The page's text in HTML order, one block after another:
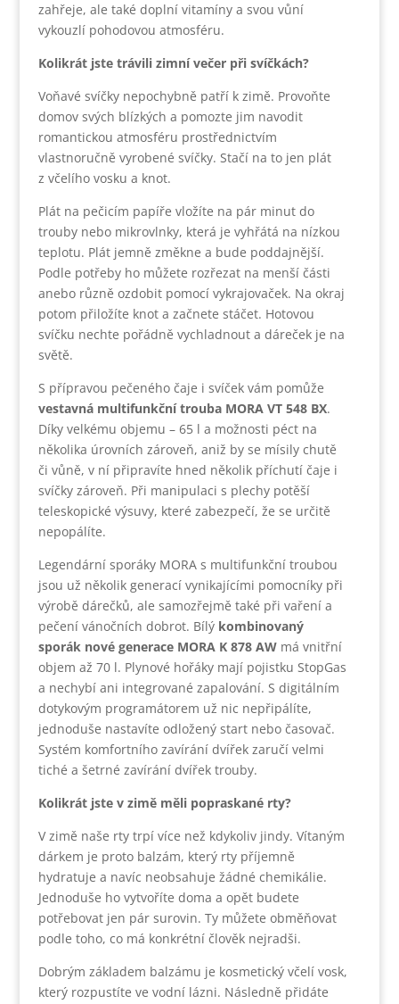
zahřeje, ale také doplní vitamíny a svou vůní
vykouzlí pohodovou atmosféru.
Kolikrát jste trávili zimní večer při svíčkách?
Voňavé svíčky nepochybně patří k zimě. Provoňte
domov svých blízkých a pomozte jim navodit
romantickou atmosféru prostřednictvím
vlastnoručně vyrobené svíčky. Stačí na to jen plát
z včelího vosku a knot.
Plát na pečicím papíře vložíte na pár minut do
trouby nebo mikrovlnky, která je vyhřátá na nízkou
teplotu. Plát jemně změkne a bude poddajnější.
Podle potřeby ho můžete rozřezat na menší části
anebo různě ozdobit pomocí vykrajovaček. Na okraj
potom přiložíte knot a začnete stáčet. Hotovou
svíčku nechte pořádně vychladnout a dáreček je na
světě.
S přípravou pečeného čaje i svíček vám pomůže
vestavná multifunkční trouba MORA VT 548 BX.
Díky velkému objemu – 65 l a možnosti péct na
několika úrovních zároveň, aniž by se mísily chutě
či vůně, v ní připravíte hned několik příchutí čaje i
svíčky zároveň. Při manipulaci s plechy potěší
teleskopické výsuvy, které zabezpečí, že se určitě
nepopálíte.
Legendární sporáky MORA s multifunkční troubou
jsou už několik generací vynikajícími pomocníky při
výrobě dárečků, ale samozřejmě také při vaření a
pečení vánočních dobrot. Bílý kombinovaný
sporák nové generace MORA K 878 AWmá vnitřní
objem až 70 l. Plynové hořáky mají pojistku StopGas
a nechybí ani integrované zapalování. S digitálním
dotykovým programátorem už nic nepřipálíte,
jednoduše nastavíte odložený start nebo časovač.
Systém komfortního zavírání dvířek zaručí velmi
tiché a šetrné zavírání dvířek trouby.
Kolikrát jste v zimě měli popraskané rty?
V zimě naše rty trpí více než kdykoliv jindy. Vítaným
dárkem je proto balzám, který rty příjemně
hydratuje a navíc neobsahuje žádné chemikálie.
Jednoduše ho vytvoříte doma a opět budete
potřebovat jen pár surovin. Ty můžete obměňovat
podle toho, co má konkrétní člověk nejradši.
Dobrým základem balzámu je kosmetický včelí vosk,
který rozpustíte ve vodní lázni. Následně přidáte